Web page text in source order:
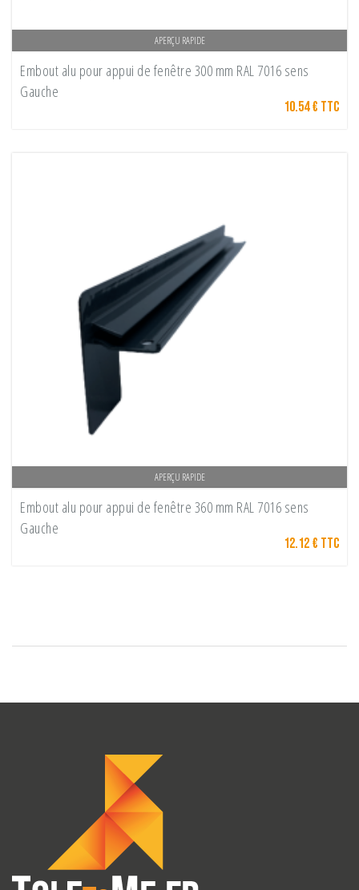
APERÇU RAPIDE
Embout alu pour appui de fenêtre 300 mm RAL 7016 sens
Gauche
10.54 € TTC
APERÇU RAPIDE
Embout alu pour appui de fenêtre 360 mm RAL 7016 sens
Gauche
12.12 € TTC